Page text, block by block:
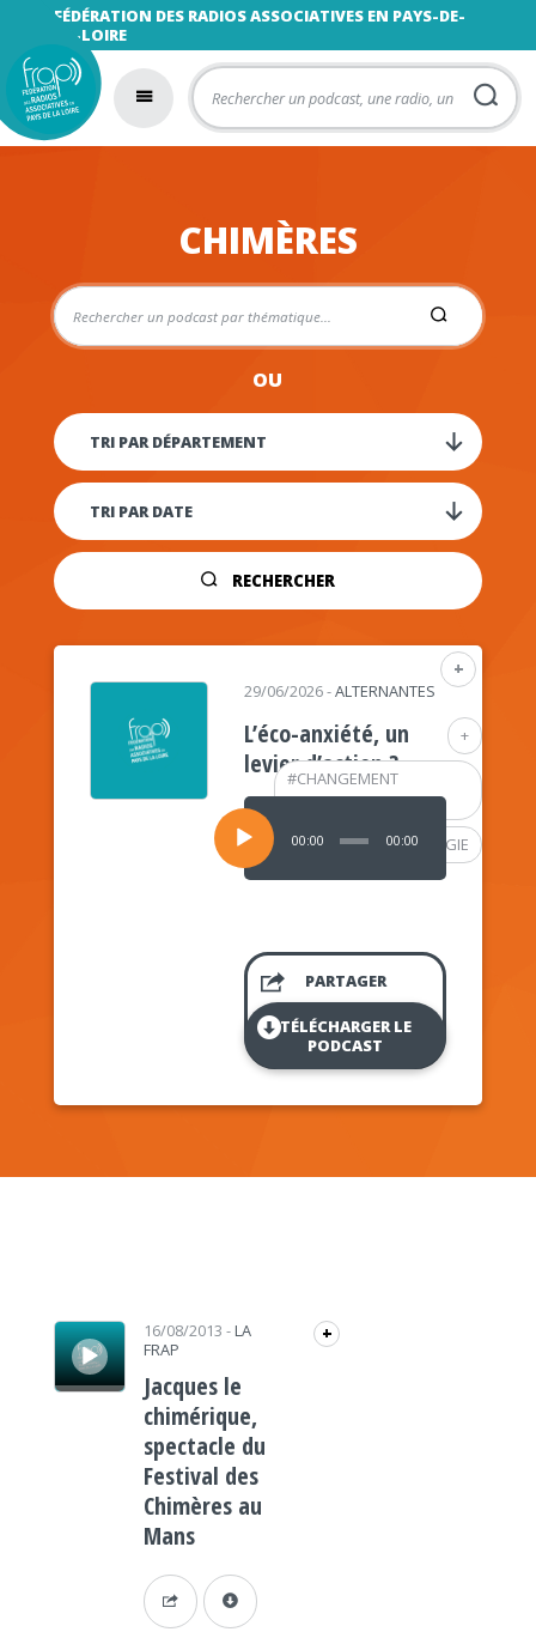
FÉDÉRATION DES RADIOS ASSOCIATIVES EN PAYS-DE-
LA-LOIRE
CHIMÈRES
OU
RECHERCHER
+
+
#CHANGEMENT
CLIMATIQUE
#PSYCHOLOGIE
29/06/2026-ALTERNANTES
L’éco-anxiété, un
levier d’action ?
Lecteur
audio
00:00 00:00
PARTAGER
TÉLÉCHARGER LE
PODCAST
Lecteur audio 16/08/2013 - LA
FRAP
+
Jacques le
chimérique,
spectacle du
Festival des
Chimères au
Mans